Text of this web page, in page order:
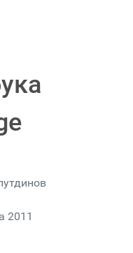
2011